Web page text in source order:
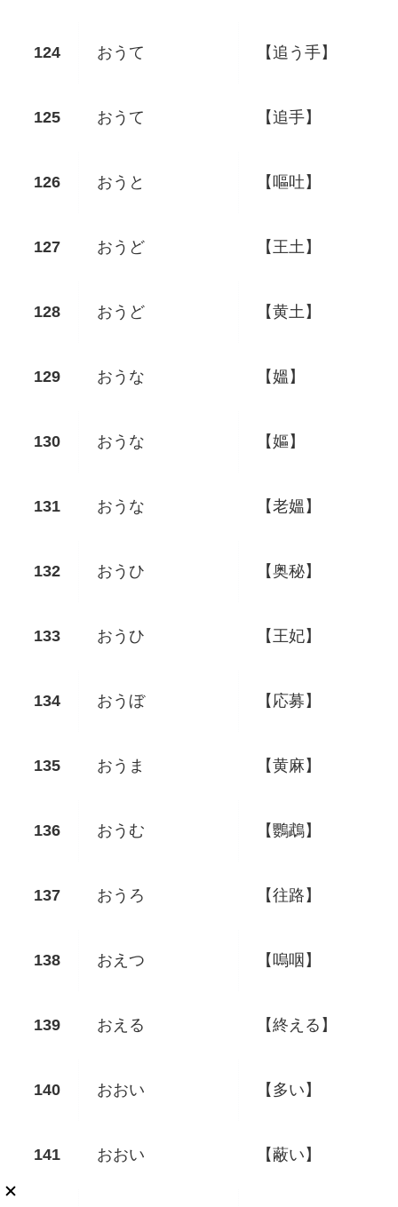
おうて 【追う手】
おうて 【追手】
おうと 【嘔吐】
おうど 【王土】
おうど 【黄土】
おうな 【媼】
おうな 【嫗】
おうな 【老媼】
おうひ 【奥秘】
おうひ 【王妃】
おうぼ 【応募】
おうま 【黄麻】
おうむ 【鸚鵡】
おうろ 【往路】
おえつ 【嗚咽】
おえる 【終える】
おおい 【多い】
おおい 【蔽い】